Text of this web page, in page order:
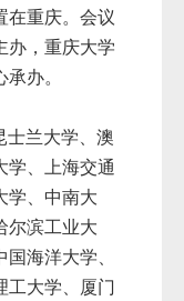
在重庆。会议
办，重庆大学
办。
士兰大学、澳
学、上海交通
学、中南大
尔滨工业大
海洋大学、
工大学、厦门